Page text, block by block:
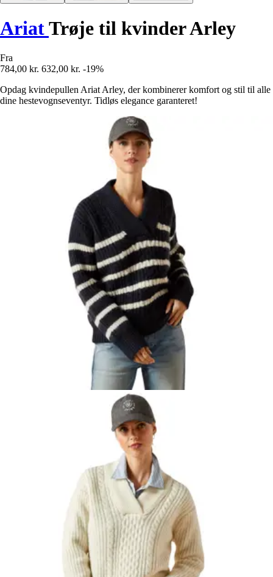
AriatTrøje til kvinder Arley
Fra
784,00 kr. 632,00 kr. -19%
Opdag kvindepullen Ariat Arley, der kombinerer komfort og stil til alle
dine hestevognseventyr. Tidløs elegance garanteret!